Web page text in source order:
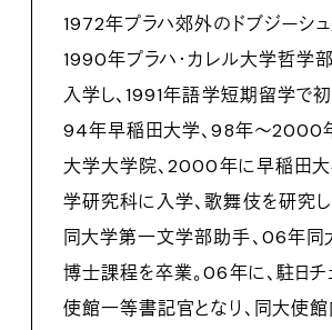
1972年プラハ郊外のドブジーシュ
1990年プラハ・カレル大学哲学
入学し、1991年語学短期留学で
94年早稲田大学、98年～2000
大学大学院、2000年に早稲田
学研究科に入学、歌舞伎を研究
同大学第一文学部助手、06年同
博士課程を卒業。06年に、駐日
使館一等書記官となり、同大使館